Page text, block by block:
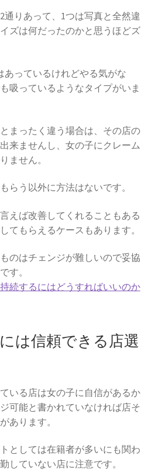
通りあって、1つは写真と全然違
ズは何だったのかと思うほどズ
あっているけれどやる気がな
吸っているようなタイプがいま
まったく違う場合は、その店の
来ませんし、女の子にクレーム
ません。
らう以外に方法はないです。
えば改善してくれることもある
てもらえるケースもあります。
のはチェンジが難しいので妥協
す。
続するにはどうすればいいのか
は信頼できる店選
いる店は女の子に自信があるか
可能と書かれていなければ店そ
あります。
としては在籍者が多いにも関わ
していない店に注意です。